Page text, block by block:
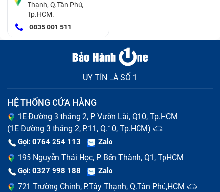
Thạnh, Q.Tân Phú,
Tp.HCM.
0835 001 511
UY TÍN LÀ SỐ 1
HỆ THỐNG CỬA HÀNG
1E Đường 3 tháng 2, P Vườn Lài, Q10, Tp.HCM
(1E Đường 3 tháng 2, P.11, Q.10, Tp.HCM)
Gọi: 0764 254 113 Zalo
195 Nguyễn Thái Học, P Bến Thành, Q1, TpHCM
Gọi: 0327 998 188 Zalo
721 Trường Chinh, P.Tây Thạnh, Q.Tân Phú,HCM